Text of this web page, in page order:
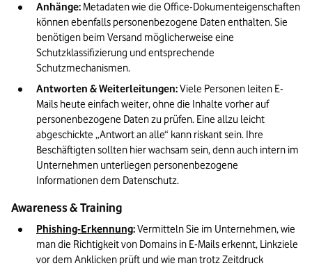
Anhänge: Metadaten wie die Office-Dokumenteigenschaften
können ebenfalls personenbezogene Daten enthalten. Sie
benötigen beim Versand möglicherweise eine
Schutzklassifizierung und entsprechende
Schutzmechanismen.
Antworten & Weiterleitungen: Viele Personen leiten E-
Mails heute einfach weiter, ohne die Inhalte vorher auf
personenbezogene Daten zu prüfen. Eine allzu leicht
abgeschickte „Antwort an alle“ kann riskant sein. Ihre
Beschäftigten sollten hier wachsam sein, denn auch intern im
Unternehmen unterliegen personenbezogene
Informationen dem Datenschutz.
Awareness & Training
Phishing-Erkennung: Vermitteln Sie im Unternehmen, wie
man die Richtigkeit von Domains in E-Mails erkennt, Linkziele
vor dem Anklicken prüft und wie man trotz Zeitdruck